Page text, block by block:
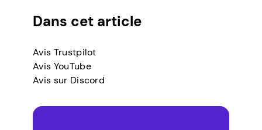
Dans cet article
Avis Trustpilot
Avis YouTube
Avis sur Discord